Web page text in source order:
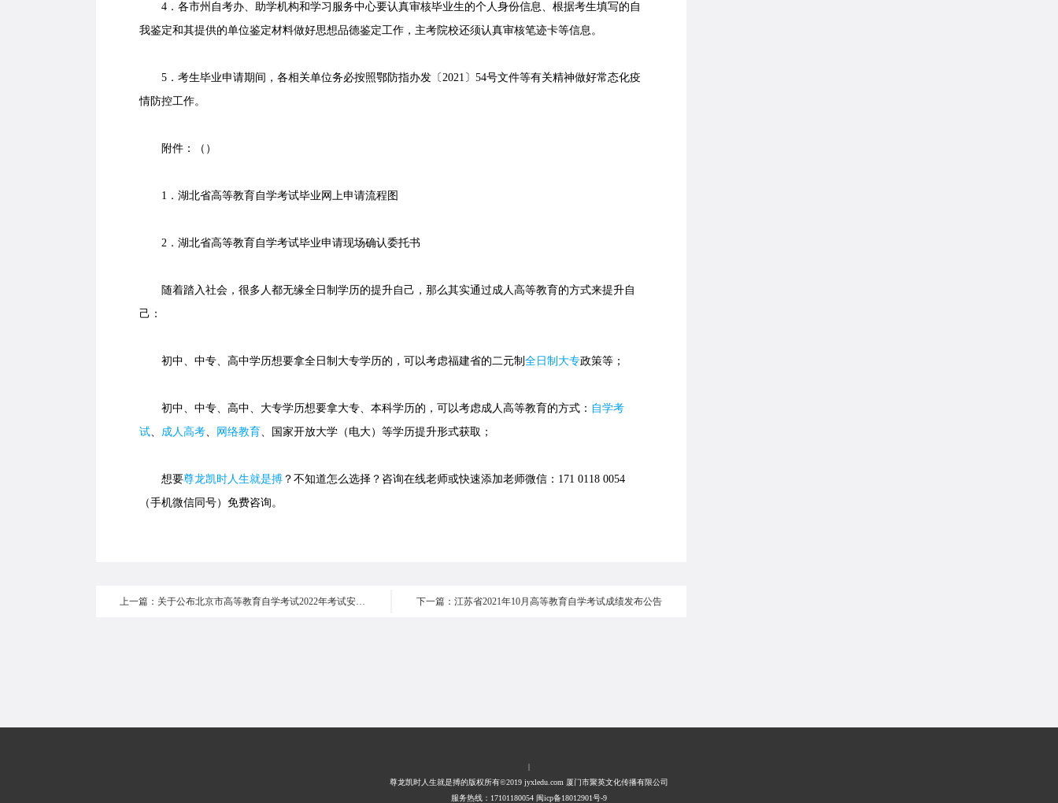
4．各市州自考办、助学机构和学习服务中心要认真审核毕业生的个人身份信息、根据考生填写的自
我鉴定和其提供的单位鉴定材料做好思想品德鉴定工作，主考院校还须认真审核笔迹卡等信息。
5．考生毕业申请期间，各相关单位务必按照鄂防指办发〔2021〕54号文件等有关精神做好常态化疫
情防控工作。
附件：（ ）
1．湖北省高等教育自学考试毕业网上申请流程图
2．湖北省高等教育自学考试毕业申请现场确认委托书
随着踏入社会，很多人都无缘全日制学历的提升自己，那么其实通过成人高等教育的方式来提升自
己：
初中、中专、高中学历想要拿全日制大专学历的，可以考虑福建省的二元制 全日制大专政策等；
初中、中专、高中、大专学历想要拿大专、本科学历的，可以考虑成人高等教育的方式： 自学考
试、 成人高考、 网络教育、国家开放大学（电大）等学历提升形式获取；
想要尊龙凯时人生就是搏 ？不知道怎么选择？咨询在线老师或快速添加老师微信：171 0118 0054
（手机微信同号）免费咨询。
上一篇：关于公布北京市高等教育自学考试2022年考试安排及有关事项的通知 下一篇：江苏省2021年10月高等教育自学考试成绩发布公告
|
尊龙凯时人生就是搏的版权所有©2019 jyxledu.com 厦门市聚英文化传播有限公司
服务热线：17101180054 闽icp备18012901号-9